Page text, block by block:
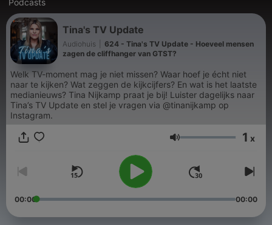
Podcasts
Tina's TV Update
Audiohuis
624 - Tina's TV Update - Hoeveel mensen
zagen de cliffhanger van GTST?
Welk TV-moment mag je niet missen? Waar hoef je écht niet
naar te kijken? Wat zeggen de kijkcijfers? En wat is het laatste
medianieuws? Tina Nijkamp praat je bij! Luister dagelijks naar
Tina’s TV Update en stel je vragen via @tinanijkamp op
Instagram.
Volumen 1 x
00:00 00:00